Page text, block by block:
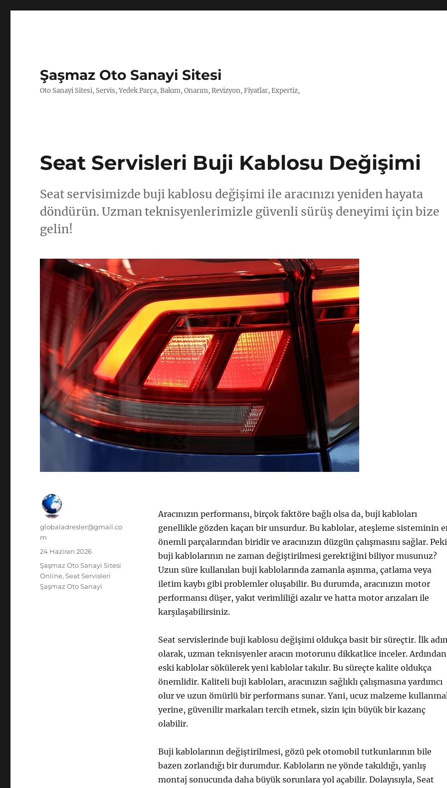
Şaşmaz Oto Sanayi Sitesi
Oto Sanayi Sitesi, Servis, Yedek Parça, Bakım, Onarım, Revizyon, Fiyatlar, Expertiz,
Seat Servisleri Buji Kablosu Değişimi
Seat servisimizde buji kablosu değişimi ile aracınızı yeniden hayata
döndürün. Uzman teknisyenlerimizle güvenli sürüş deneyimi için bize
gelin!
Aracınızın performansı, birçok faktöre bağlı olsa da, buji kabloları
genellikle gözden kaçan bir unsurdur. Bu kablolar, ateşleme sisteminin
önemli parçalarından biridir ve aracınızın düzgün çalışmasını sağlar.
buji kablolarının ne zaman değiştirilmesi gerektiğini biliyor musunuz?
Uzun süre kullanılan buji kablolarında zamanla aşınma, çatlama veya
iletim kaybı gibi problemler oluşabilir. Bu durumda, aracınızın motor
performansı düşer, yakıt verimliliği azalır ve hatta motor arızaları ile
karşılaşabilirsiniz.
Seat servislerinde buji kablosu değişimi oldukça basit bir süreçtir. İlk
olarak, uzman teknisyenler aracın motorunu dikkatlice inceler.
eski kablolar sökülerek yeni kablolar takılır. Bu süreçte kalite oldukça
önemlidir. Kaliteli buji kabloları, aracınızın sağlıklı çalışmasına yardımcı
olur ve uzun ömürlü bir performans sunar. Yani, ucuz malzeme
yerine, güvenilir markaları tercih etmek, sizin için büyük bir kazanç
olabilir.
Buji kablolarının değiştirilmesi, gözü pek otomobil tutkunlarının bile
bazen zorlandığı bir durumdur. Kabloların ne yönde takıldığı, yanlış
montaj sonucunda daha büyük sorunlara yol açabilir. Dolayısıyla, Seat
Yazar
globaladresler@gmail.co
m
Yayın
24 Haziran 2026
Kategoriler
Şaşmaz Oto Sanayi Sitesi
Online,Seat Servisleri
Şaşmaz Oto Sanayi